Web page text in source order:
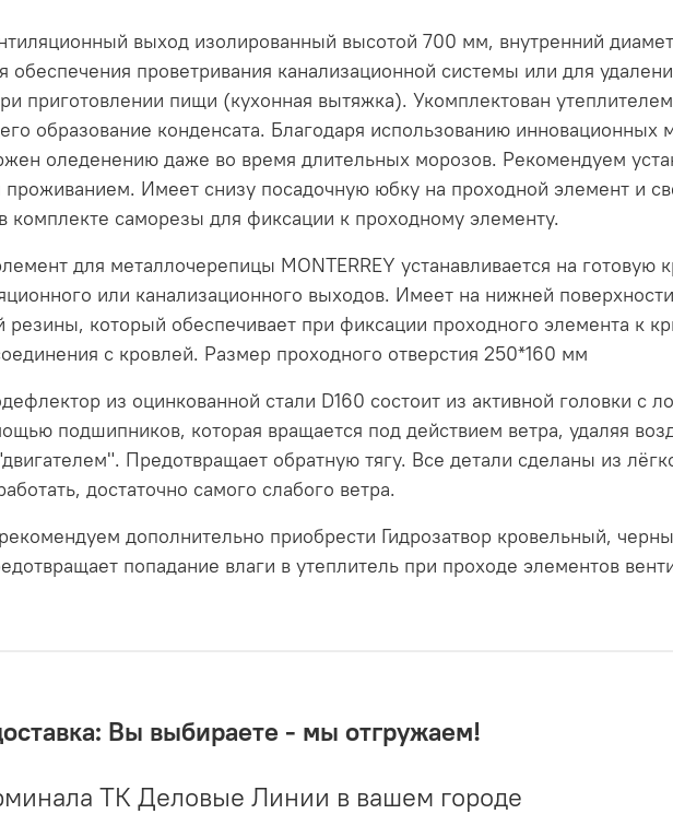
выход изолированный высотой 700 мм, внутренний
обеспечения проветривания канализационной системы или для
приготовлении пищи (кухонная вытяжка). Укомплектован
образование конденсата. Благодаря использованию инновационных
оледенению даже во время длительных морозов. Рекомендуем
проживанием. Имеет снизу посадочную юбку на проходной элемент и
комплекте саморезы для фиксации к проходному элементу.
для металлочерепицы MONTERREY устанавливается на
или канализационного выходов. Имеет на нижней
резины, который обеспечивает при фиксации проходного элемента к
с кровлей. Размер проходного отверстия 250*160 мм
из оцинкованной стали D160 состоит из активной головки с
подшипников, которая вращается под действием ветра, удаляя
Предотвращает обратную тягу. Все детали сделаны из
достаточно самого слабого ветра.
дополнительно приобрести Гидрозатвор кровельный,
попадание влаги в утеплитель при проходе элементов
Вы выбираете - мы отгружаем!
ТК Деловые Линии в вашем городе